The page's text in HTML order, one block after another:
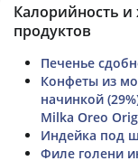
Калорийность и
продуктов
Печенье
Конфеты из
начинкой
Milka Oreo
Индейка под
Филе голени